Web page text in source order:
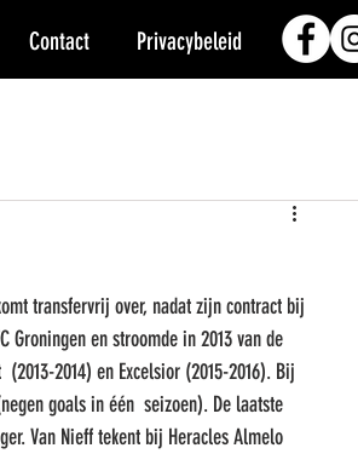
Contact Privacybeleid
transfervrij over, nadat zijn contract bij
Groningen en stroomde in 2013 van de
2014) en Excelsior (2015-2016). Bij
goals in één  seizoen). De laatste
Van Nieff tekent bij Heracles Almelo